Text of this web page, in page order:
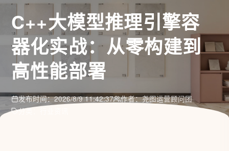
C++大模型推理引擎容
器化实战：从零构建到
高性能部署
发布时间：2026/8/9 11:42:37
作者：尧图运营顾问团
分类：行业资讯